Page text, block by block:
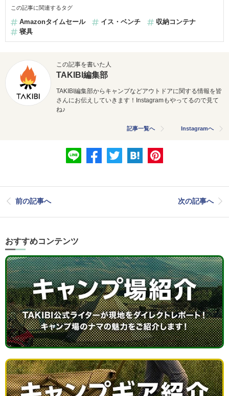
この記事に関連するタグ
Amazonタイムセール イス・ベンチ
収納コンテナ
寝具
この記事を書いた人
TAKIBI編集部
TAKIBI編集部からキャンプなどアウトドアに関する情報を皆
さんにお伝えしていきます！Instagramもやってるので見て
ね♪
記事一覧へ Instagramへ
前の記事へ 次の記事へ
おすすめコンテンツ